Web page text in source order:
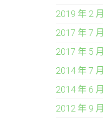
2019 年 2 月
2017 年 7 月
2017 年 5 月
2014 年 7 月
2014 年 6 月
2012 年 9 月